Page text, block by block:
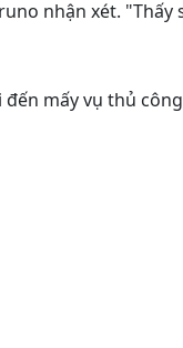
nhận xét. "Thấy
mấy vụ thủ